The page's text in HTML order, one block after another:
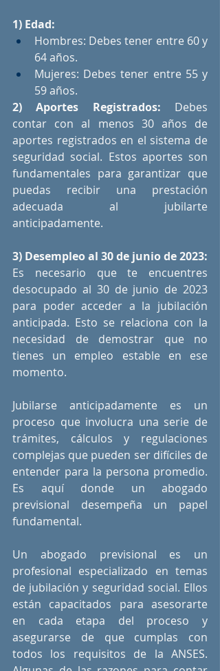
1) Edad:
Hombres: Debes tener entre 60 y
64 años.
Mujeres: Debes tener entre 55 y
59 años.
2) Aportes Registrados: Debes
contar con al menos 30 años de
aportes registrados en el sistema de
seguridad social. Estos aportes son
fundamentales para garantizar que
puedas recibir una prestación
adecuada al jubilarte
anticipadamente.
3) Desempleo al 30 de junio de 2023:
Es necesario que te encuentres
desocupado al 30 de junio de 2023
para poder acceder a la jubilación
anticipada. Esto se relaciona con la
necesidad de demostrar que no
tienes un empleo estable en ese
momento.
Jubilarse anticipadamente es un
proceso que involucra una serie de
trámites, cálculos y regulaciones
complejas que pueden ser difíciles de
entender para la persona promedio.
Es aquí donde un abogado
previsional desempeña un papel
fundamental.
Un abogado previsional es un
profesional especializado en temas
de jubilación y seguridad social. Ellos
están capacitados para asesorarte
en cada etapa del proceso y
asegurarse de que cumplas con
todos los requisitos de la ANSES.